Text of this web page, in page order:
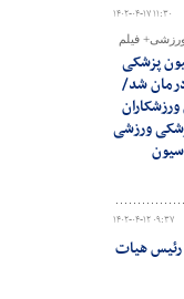
۱۴۰۲-۰۴-۱۷ ۱۱:۳۰
فیلم
پزشکی
شد/
ورزشی
۱۴۰۲-۰۴-۱۲ ۰۹:۳۷
رئیس هیات